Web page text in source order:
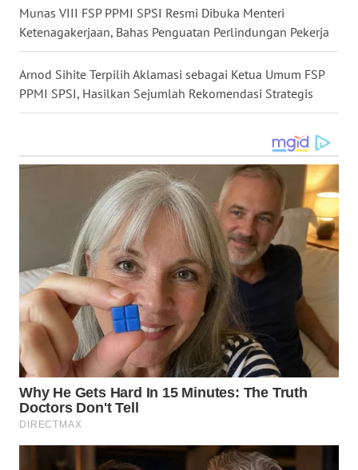
Munas VIII FSP PPMI SPSI Resmi Dibuka Menteri
Ketenagakerjaan, Bahas Penguatan Perlindungan Pekerja
Arnod Sihite Terpilih Aklamasi sebagai Ketua Umum FSP
PPMI SPSI, Hasilkan Sejumlah Rekomendasi Strategis
TANJUNG
LESUNG
WN
KARO
LABUHANBATU
TAPANULI
TENGAH
WN DELI
SERDANG
WN
TEBING
TINGGI
WN